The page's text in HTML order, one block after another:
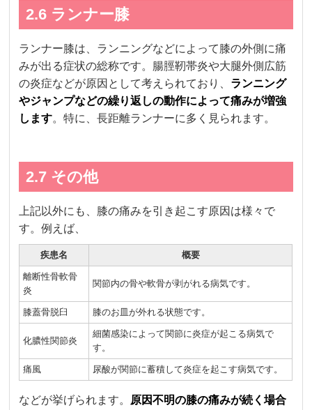
2.6 ランナー膝
ランナー膝は、ランニングなどによって膝の外側に痛
みが出る症状の総称です。腸脛靭帯炎や大腿外側広筋
の炎症などが原因として考えられており、 ランニング
やジャンプなどの繰り返しの動作によって痛みが増強
します。特に、長距離ランナーに多く見られます。
2.7 その他
上記以外にも、膝の痛みを引き起こす原因は様々で
す。例えば、
疾患名 概要
離断性骨軟骨
炎
関節内の骨や軟骨が剥がれる病気です。
膝蓋骨脱臼 膝のお皿が外れる状態です。
化膿性関節炎
細菌感染によって関節に炎症が起こる病気で
す。
痛風 尿酸が関節に蓄積して炎症を起こす病気です。
などが挙げられます。
原因不明の膝の痛みが続く場合